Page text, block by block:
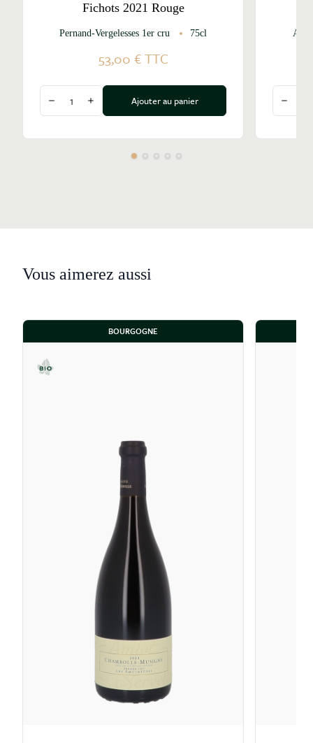
Fichots 2021 Rouge
Pernand-Vergelesses 1er cru 75cl
53,00 €TTC
Diminuer la quantité
Augmenter la quantité
Ajouter au panier
Vous aimerez aussi
BOURGOGNE